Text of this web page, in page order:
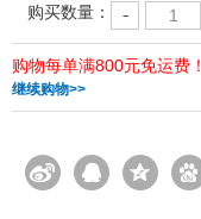
购买数量：
购物每单满800元免运费！
继续购物>>